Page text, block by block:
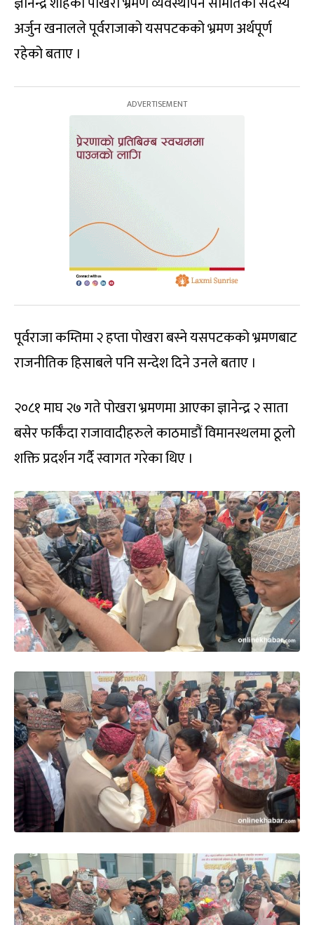
अर्जुन खनालले पूर्वराजाको यसपटकको भ्रमण अर्थपूर्ण
रहेको बताए ।
पूर्वराजा कम्तिमा २ हप्ता पोखरा बस्ने यसपटकको भ्रमणबाट
राजनीतिक हिसाबले पनि सन्देश दिने उनले बताए ।
२०८१ माघ २७ गते पोखरा भ्रमणमा आएका ज्ञानेन्द्र २ साता
बसेर फर्किँदा राजावादीहरुले काठमाडौं विमानस्थलमा ठूलो
शक्ति प्रदर्शन गर्दै स्वागत गरेका थिए ।